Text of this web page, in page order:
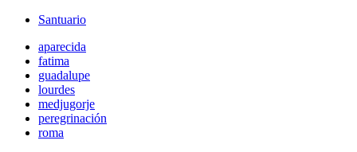
Santuario
aparecida
fatima
guadalupe
lourdes
medjugorje
peregrinación
roma